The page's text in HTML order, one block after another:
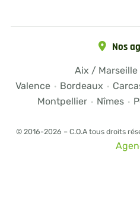
Nos
Aix / Marseille
Valence · Bordeaux ·
Montpellier · Nîmes ·
© 2016-2026 – C.O.A tous droits